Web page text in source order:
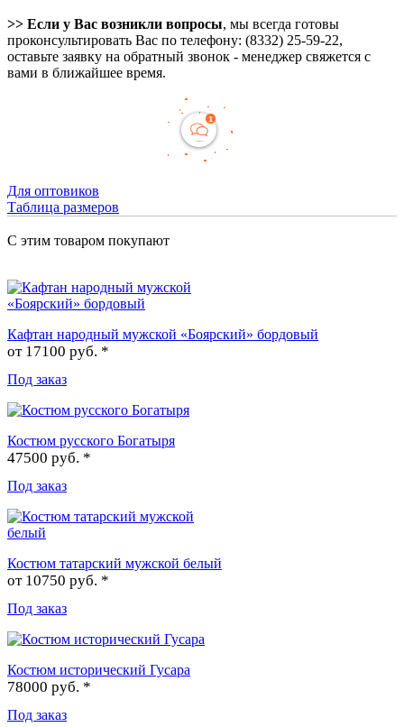
>> Если у Вас возникли вопросы, мы всегда готовы
проконсультировать Вас по телефону: (8332) 25-59-22,
оставьте заявку на обратный звонок - менеджер свяжется с
вами в ближайшее время.
Для оптовиков
Таблица размеров
С этим товаром покупают
Кафтан народный мужской «Боярский» бордовый
от 17100 руб. *
Под заказ
Костюм русского Богатыря
47500 руб. *
Под заказ
Костюм татарский мужской белый
от 10750 руб. *
Под заказ
Костюм исторический Гусара
78000 руб. *
Под заказ